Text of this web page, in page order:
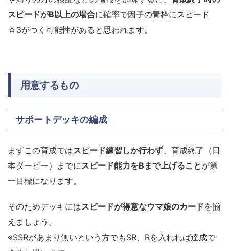
スピードがB以上の場合に確率で因子の青枠にスピード
☆3がつく可能性があると思われます。
用意するもの
サポートデッキの編成
まずこの育成ではスピード練習しか行わず 、育成終了（日
本ダービー）までに スピード能力をBまで上げることが第
一目標になります。
そのためデッキにはスピードが得意なウマ娘のカードを揃
えましょう。
※SSRがあまり無いという方でもSR、Rを入れれば達成で